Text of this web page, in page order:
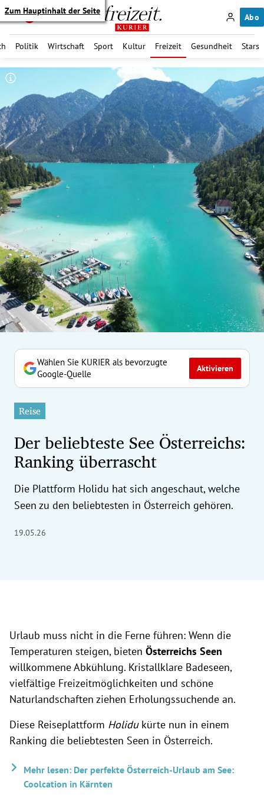
Zum Hauptinhalt der Seite
Abo
Politik Wirtschaft Sport Kultur Freizeit Gesundheit Stars
Untermenü
Untermenü
Untermenü
Untermenü
Untermenü
Untermenü
Untermenü
Untermenü
Untermenü
Untermenü
Wählen Sie KURIER als bevorzugte
Google-Quelle
Aktivieren
Reise
Der beliebteste See Österreichs:
Ranking überrascht
Die Plattform Holidu hat sich angeschaut, welche
Seen zu den beliebtesten in Österreich gehören.
19.05.26
Urlaub muss nicht in die Ferne führen: Wenn die
Temperaturen steigen, bieten Österreichs Seen
willkommene Abkühlung. Kristallklare Badeseen,
vielfältige Freizeitmöglichkeiten und schöne
Naturlandschaften ziehen Erholungssuchende an.
Diese Reiseplattform Holidu kürte nun in einem
Ranking die beliebtesten Seen in Österreich.
Mehr lesen: Der perfekte Österreich-Urlaub am See:
Coolcation in Kärnten